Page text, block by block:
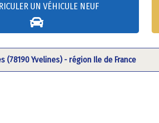
UN VÉHICULE NEUF
(78190 Yvelines) - région Ile de France